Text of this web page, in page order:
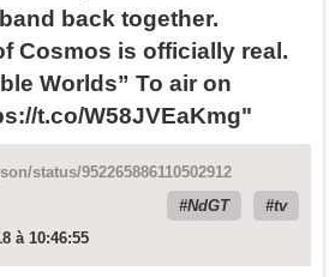
back together.
Cosmos is officially real.
Worlds” To air on
t.co/W58JVEaKmg"
status/952265886110502912
NdGT
tv
à 10:46:55